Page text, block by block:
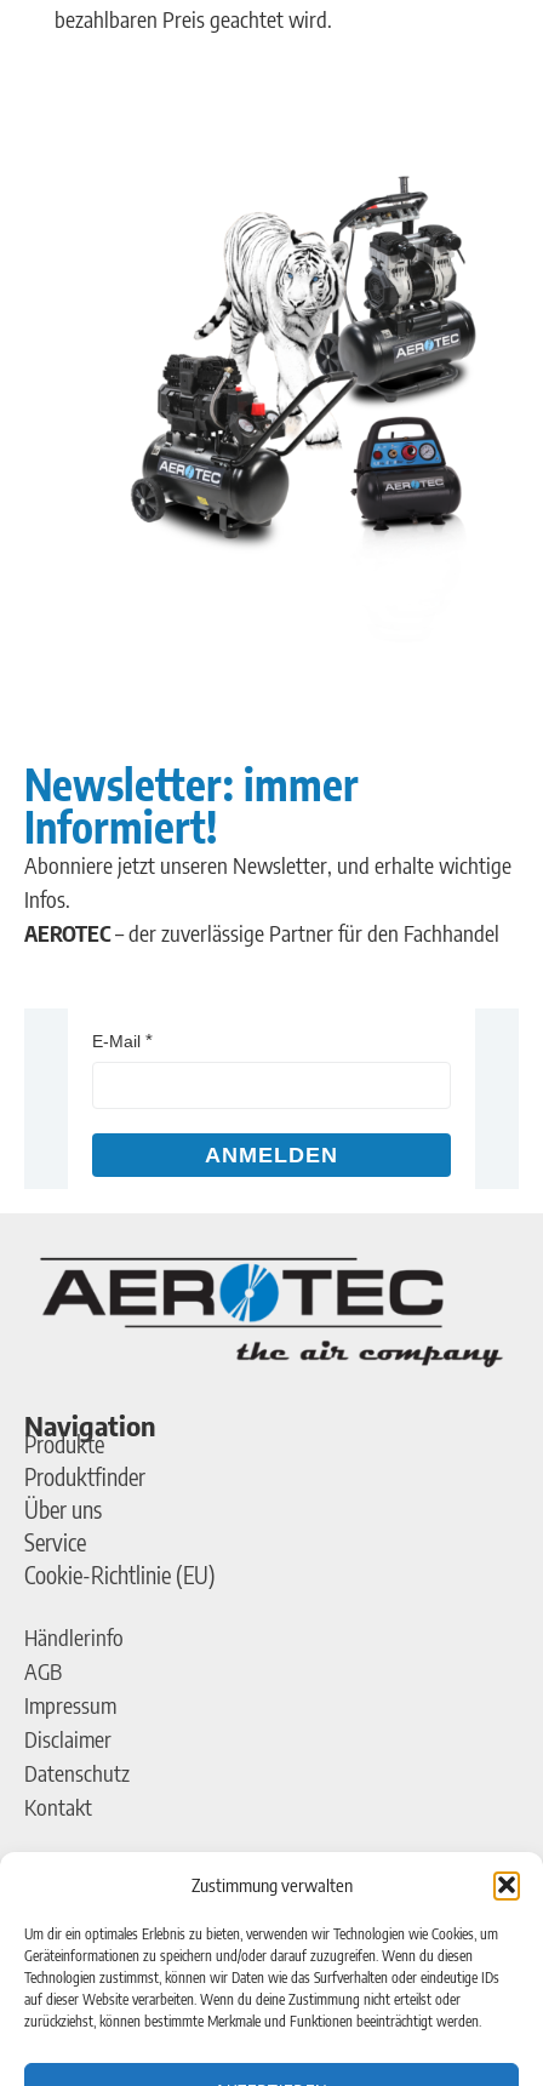
Zustimmung verwalten
Um dir ein optimales Erlebnis zu bieten, verwenden wir Technologien wie Cookies, um
Geräteinformationen zu speichern und/oder darauf zuzugreifen. Wenn du diesen
Technologien zustimmst, können wir Daten wie das Surfverhalten oder eindeutige IDs
auf dieser Website verarbeiten. Wenn du deine Zustimmung nicht erteilst oder
zurückziehst, können bestimmte Merkmale und Funktionen beeinträchtigt werden.
bezahlbaren Preis geachtet wird.
Newsletter: immer
Informiert!
Abonniere jetzt unseren Newsletter, und erhalte wichtige
Infos.
AEROTEC– der zuverlässige Partner für den Fachhandel
E-Mail
ANMELDEN
Navigation
Produkte
Produktfinder
Über uns
Service
Cookie-Richtlinie (EU)
Händlerinfo
AGB
Impressum
Disclaimer
Datenschutz
Kontakt
AEROTEC Kompressoren
Ferdinand-Porsche-Straße 16
63500 Seligenstadt